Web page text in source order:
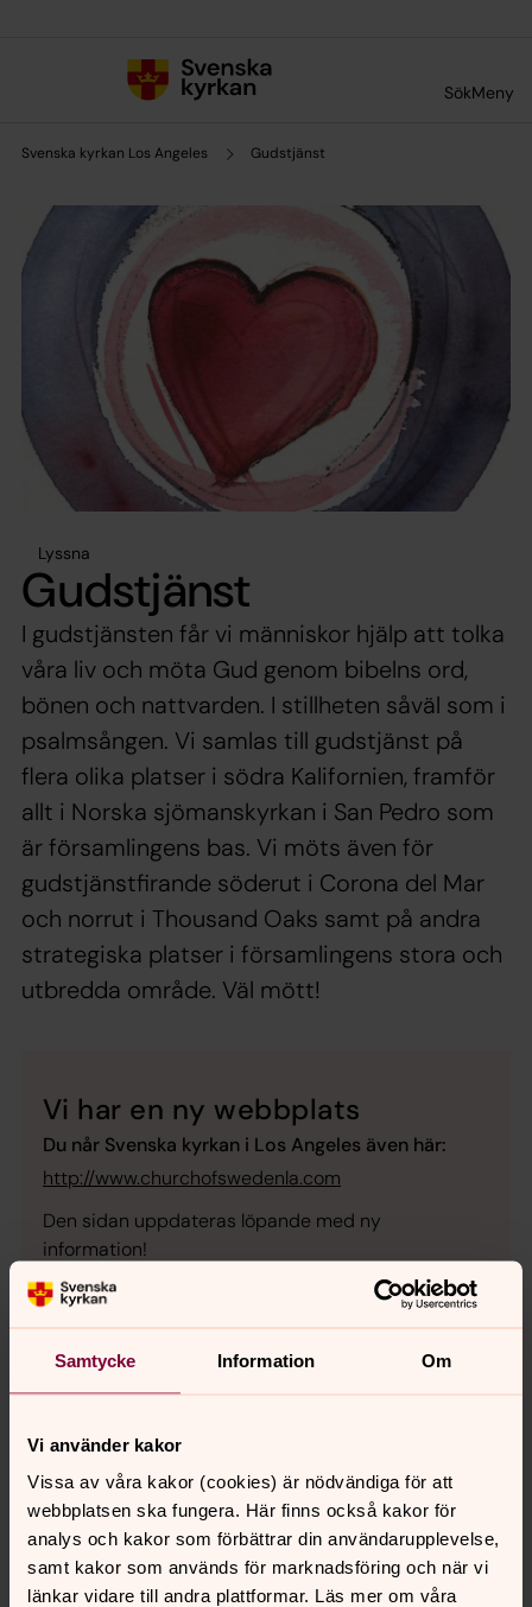
Samtycke Information Om
Vi använder kakor
Vissa av våra kakor (cookies) är nödvändiga för att
webbplatsen ska fungera. Här finns också kakor för
analys och kakor som förbättrar din användarupplevelse,
samt kakor som används för marknadsföring och när vi
länkar vidare till andra plattformar. Läs mer om våra
SökMeny
Svenska kyrkan Los Angeles Gudstjänst
Lyssna
Gudstjänst
I gudstjänsten får vi människor hjälp att tolka
våra liv och möta Gud genom bibelns ord,
bönen och nattvarden. I stillheten såväl som i
psalmsången. Vi samlas till gudstjänst på
flera olika platser i södra Kalifornien, framför
allt i Norska sjömanskyrkan i San Pedro som
är församlingens bas. Vi möts även för
gudstjänstfirande söderut i Corona del Mar
och norrut i Thousand Oaks samt på andra
strategiska platser i församlingens stora och
utbredda område. Väl mött!
Vi har en ny webbplats
Du når Svenska kyrkan i Los Angeles även här:
http://www.churchofswedenla.com
Den sidan uppdateras löpande med ny
information!
Synpunkter eller frågor på sidans
innehåll?
losangeles@svenskakyrkan.se
Dela